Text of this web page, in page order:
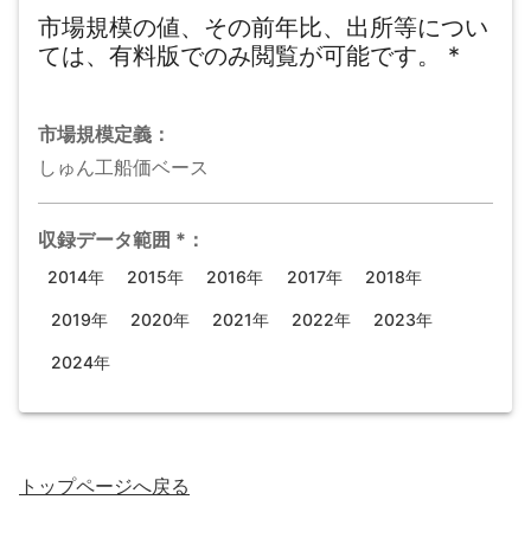
市場規模の値、その前年比、出所等につい
ては、有料版でのみ閲覧が可能です。
*
市場規模定義：
しゅん工船価ベース
収録データ範囲 * ：
2014年 2015年 2016年 2017年 2018年
2019年 2020年 2021年 2022年 2023年
2024年
トップページへ戻る